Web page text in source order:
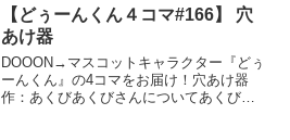
はこちら↓502さんの他の作品はこち...
【どぅーんくん４コマ#166】 穴
あけ器
DOOON→マスコットキャラクター『どぅ
ーんくん』の4コマをお届け！穴あけ器
作：あくびあくびさんについてあくびさ